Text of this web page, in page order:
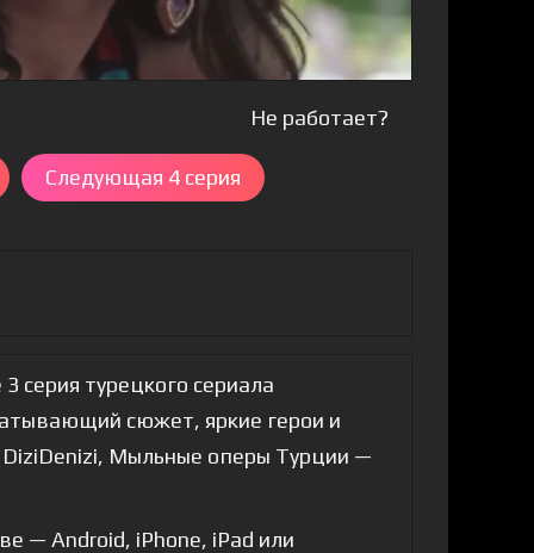
Не работает?
Следующая 4 серия
серия турецкого сериала
сюжет, яркие герои и
DiziDenizi, Мыльные оперы Турции —
— Android, iPhone, iPad или